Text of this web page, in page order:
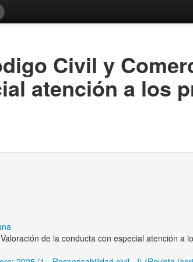
Civil y
atención a los
de la conducta con especial atención a